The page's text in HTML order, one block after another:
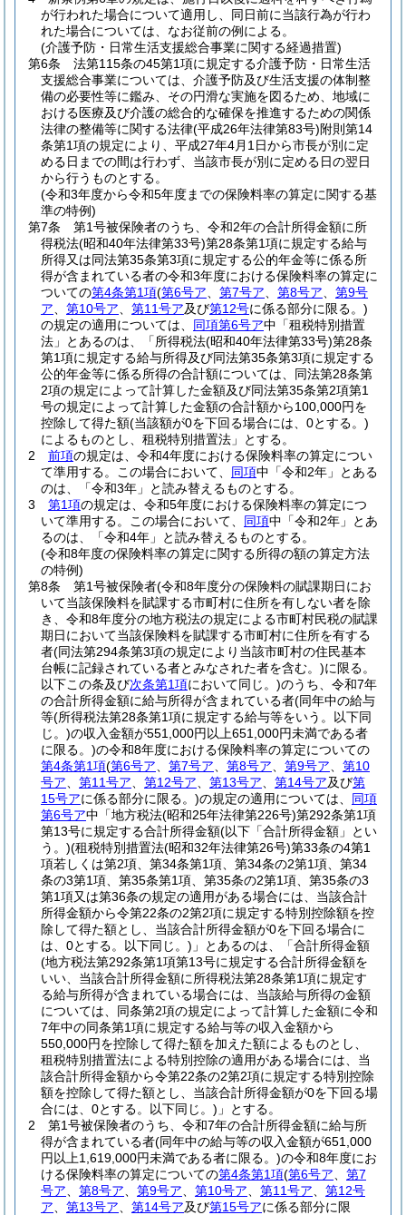
が行われた場合について適用し、同日前に当該行為が行わ
れた場合については、なお従前の例による。
(介護予防・日常生活支援総合事業に関する経過措置)
第6条
法第115条の45第1項に規定する介護予防・日常生活
支援総合事業については、介護予防及び生活支援の体制整
備の必要性等に鑑み、その円滑な実施を図るため、地域に
おける医療及び介護の総合的な確保を推進するための関係
法律の整備等に関する法律(平成26年法律第83号)附則第14
条第1項の規定により、平成27年4月1日から市長が別に定
める日までの間は行わず、当該市長が別に定める日の翌日
から行うものとする。
(令和3年度から令和5年度までの保険料率の算定に関する基
準の特例)
第7条
第1号被保険者のうち、令和2年の合計所得金額に所
得税法(昭和40年法律第33号)第28条第1項に規定する給与
所得又は同法第35条第3項に規定する公的年金等に係る所
得が含まれている者の令和3年度における保険料率の算定に
ついての第4条第1項(第6号ア 第7号ア 第8号ア
第9号
ア
第10号ア 第11号ア及び第12号に係る部分に限る。)
の規定の適用については、 同項第6号ア中「租税特別措置
法」とあるのは、「所得税法(昭和40年法律第33号)第28条
第1項に規定する給与所得及び同法第35条第3項に規定する
公的年金等に係る所得の合計額については、同法第28条第
2項の規定によって計算した金額及び同法第35条第2項第1
号の規定によって計算した金額の合計額から100,000円を
控除して得た額(当該額が0を下回る場合には、0とする。)
によるものとし、租税特別措置法」とする。
2
前項の規定は、令和4年度における保険料率の算定につい
て準用する。
この場合において、 同項中「令和2年」とある
のは、「令和3年」と読み替えるものとする。
3
第1項の規定は、令和5年度における保険料率の算定につ
いて準用する。
この場合において、 同項中「令和2年」とあ
るのは、「令和4年」と読み替えるものとする。
(令和8年度の保険料率の算定に関する所得の額の算定方法
の特例)
第8条
第1号被保険者(令和8年度分の保険料の賦課期日にお
いて当該保険料を賦課する市町村に住所を有しない者を除
き、令和8年度分の地方税法の規定による市町村民税の賦課
期日において当該保険料を賦課する市町村に住所を有する
者(同法第294条第3項の規定により当該市町村の住民基本
台帳に記録されている者とみなされた者を含む。)に限る。
以下この条及び次条第1項において同じ。)のうち、令和7年
の合計所得金額に給与所得が含まれている者(同年中の給与
等(所得税法第28条第1項に規定する給与等をいう。以下同
じ。)の収入金額が551,000円以上651,000円未満である者
に限る。)の令和8年度における保険料率の算定についての
第4条第1項(第6号ア 第7号ア 第8号ア 第9号ア
第10
号ア
第11号ア 第12号ア 第13号ア 第14号ア及び第
15号アに係る部分に限る。)の規定の適用については、 同項
第6号ア中「地方税法(昭和25年法律第226号)第292条第1項
第13号に規定する合計所得金額(以下「合計所得金額」とい
う。)(租税特別措置法(昭和32年法律第26号)第33条の4第1
項若しくは第2項、第34条第1項、第34条の2第1項、第34
条の3第1項、第35条第1項、第35条の2第1項、第35条の3
第1項又は第36条の規定の適用がある場合には、当該合計
所得金額から令第22条の2第2項に規定する特別控除額を控
除して得た額とし、当該合計所得金額が0を下回る場合に
は、0とする。以下同じ。) 」とあるのは、「合計所得金額
(地方税法第292条第1項第13号に規定する合計所得金額を
いい、当該合計所得金額に所得税法第28条第1項に規定す
る給与所得が含まれている場合には、当該給与所得の金額
については、同条第2項の規定によって計算した金額に令和
7年中の同条第1項に規定する給与等の収入金額から
550,000円を控除して得た額を加えた額によるものとし、
租税特別措置法による特別控除の適用がある場合には、当
該合計所得金額から令第22条の2第2項に規定する特別控除
額を控除して得た額とし、当該合計所得金額が0を下回る場
合には、0とする。以下同じ。) 」とする。
2
第1号被保険者のうち、令和7年の合計所得金額に給与所
得が含まれている者(同年中の給与等の収入金額が651,000
円以上1,619,000円未満である者に限る。)の令和8年度にお
ける保険料率の算定についての第4条第1項(第6号ア
第7
号ア
第8号ア 第9号ア 第10号ア 第11号ア
第12号
ア
第13号ア 第14号ア及び第15号アに係る部分に限